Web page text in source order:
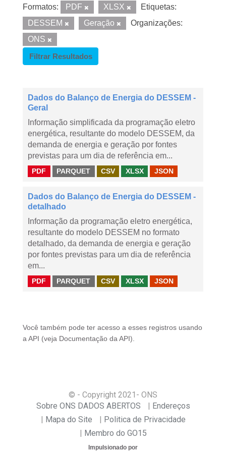
Formatos: PDF XLSX
Etiquetas:
DESSEM
Geração
Organizações:
ONS
Filtrar Resultados
Dados do Balanço de Energia do DESSEM -
Geral
Informação simplificada da programação eletro
energética, resultante do modelo DESSEM, da
demanda de energia e geração por fontes
previstas para um dia de referência em...
PDF PARQUET CSV XLSX JSON
Dados do Balanço de Energia do DESSEM -
detalhado
Informação da programação eletro energética,
resultante do modelo DESSEM no formato
detalhado, da demanda de energia e geração
por fontes previstas para um dia de referência
em...
PDF PARQUET CSV XLSX JSON
Você também pode ter acesso a esses registros usando
a API (veja Documentação da API ).
© - Copyright 2021 - ONS
Sobre ONS DADOS ABERTOS
Endereços
Mapa do Site
Politica de Privacidade
Membro do GO15
Impulsionado por